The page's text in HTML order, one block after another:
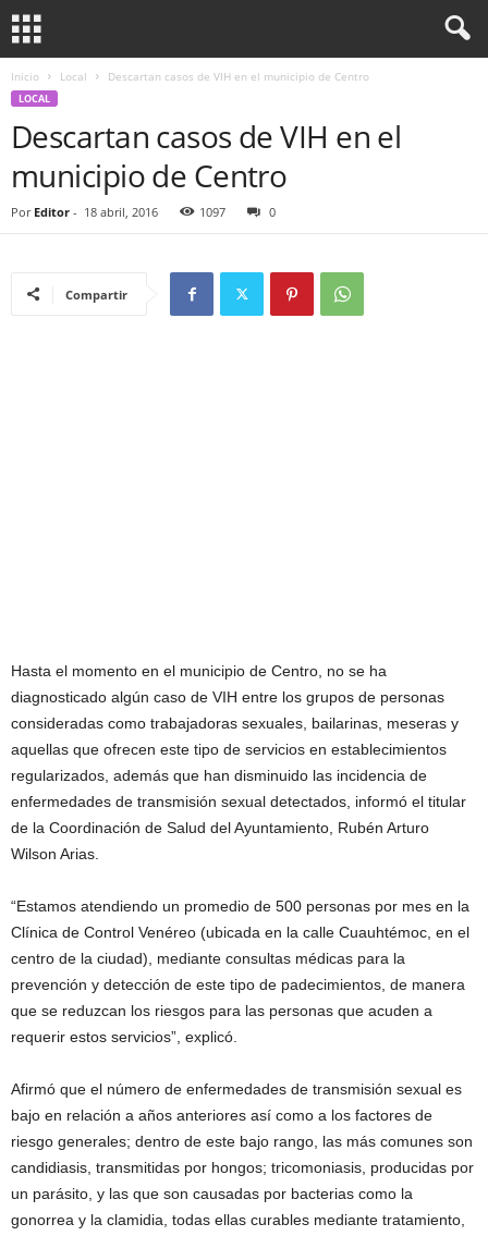
Inicio Local Descartan casos de VIH en el municipio de Centro
LOCAL
Descartan casos de VIH en el
municipio de Centro
Por Editor - 18 abril, 2016 1097 0
Compartir
Hasta el momento en el municipio de Centro, no se ha
diagnosticado algún caso de VIH entre los grupos de personas
consideradas como trabajadoras sexuales, bailarinas, meseras y
aquellas que ofrecen este tipo de servicios en establecimientos
regularizados, además que han disminuido las incidencia de
enfermedades de transmisión sexual detectados, informó el titular
de la Coordinación de Salud del Ayuntamiento, Rubén Arturo
Wilson Arias.
“Estamos atendiendo un promedio de 500 personas por mes en la
Clínica de Control Venéreo (ubicada en la calle Cuauhtémoc, en el
centro de la ciudad), mediante consultas médicas para la
prevención y detección de este tipo de padecimientos, de manera
que se reduzcan los riesgos para las personas que acuden a
requerir estos servicios”, explicó.
Afirmó que el número de enfermedades de transmisión sexual es
bajo en relación a años anteriores así como a los factores de
riesgo generales; dentro de este bajo rango, las más comunes son
candidiasis, transmitidas por hongos; tricomoniasis, producidas por
un parásito, y las que son causadas por bacterias como la
gonorrea y la clamidia, todas ellas curables mediante tratamiento,